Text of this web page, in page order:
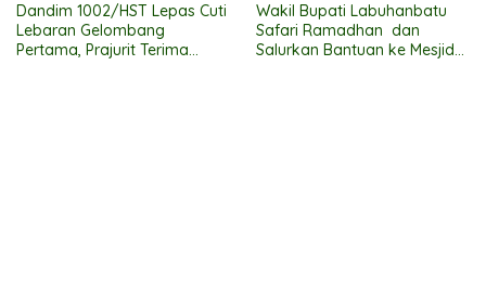
Dandim 1002/HST Lepas Cuti
Lebaran Gelombang
Pertama, Prajurit Terima
Wakil Bupati Labuhanbatu
Safari Ramadhan dan
Salurkan Bantuan ke Mesjid